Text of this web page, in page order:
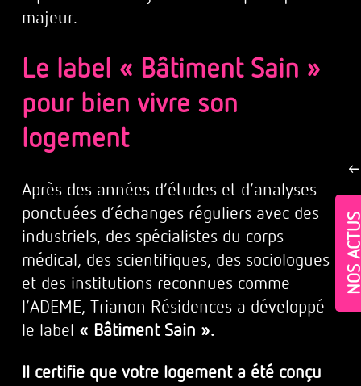
majeur.
Le label « Bâtiment Sain »
pour bien vivre son
logement
Après des années d’études et d’analyses
ponctuées d’échanges réguliers avec des
industriels, des spécialistes du corps
médical, des scientifiques, des sociologues
et des institutions reconnues comme
l’ADEME, Trianon Résidences a développé
le label « Bâtiment Sain ».
Il certifie que votre logement a été conçu
NOS
Village-Neuf - Appartements neufs résidence